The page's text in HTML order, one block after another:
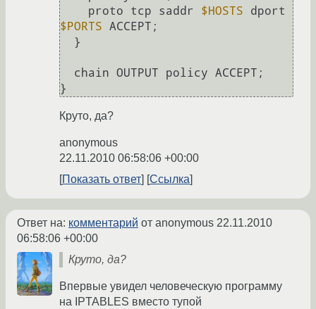
    proto tcp saddr
$HOSTS
$PORTS ACCEPT;
Круто, да?
anonymous
22.11.2010 06:58:06 +00:00
Показать ответ
Ссылка
Ответ на: комментарий от anonymous 22.11.2010
06:58:06 +00:00
Круто, да?
Впервые увидел человеческую программу
на IPTABLES вместо тупой